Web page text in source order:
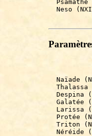
Psamathé
Neso
Naïade
Thalassa
Despina
Galatée
Larissa
Protée
Triton
Néréide